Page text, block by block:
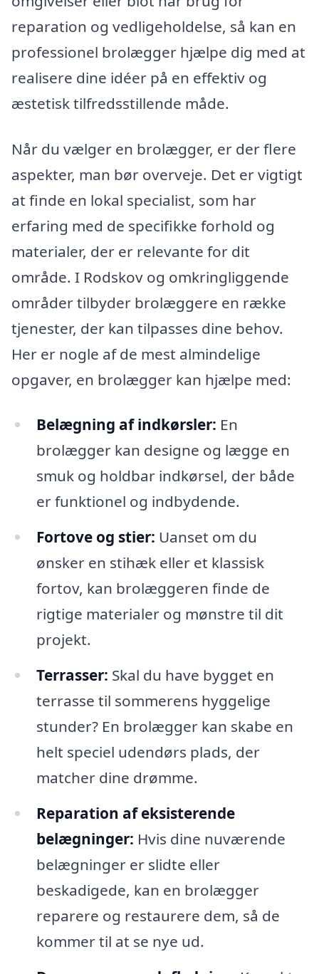
reparation og vedligeholdelse, så kan en
professionel brolægger hjælpe dig med at
realisere dine idéer på en effektiv og
æstetisk tilfredsstillende måde.
Når du vælger en brolægger, er der flere
aspekter, man bør overveje. Det er vigtigt
at finde en lokal specialist, som har
erfaring med de specifikke forhold og
materialer, der er relevante for dit
område. I Rodskov og omkringliggende
områder tilbyder brolæggere en række
tjenester, der kan tilpasses dine behov.
Her er nogle af de mest almindelige
opgaver, en brolægger kan hjælpe med:
Belægning af indkørsler: En
brolægger kan designe og lægge en
smuk og holdbar indkørsel, der både
er funktionel og indbydende.
Fortove og stier: Uanset om du
ønsker en stihæk eller et klassisk
fortov, kan brolæggeren finde de
rigtige materialer og mønstre til dit
projekt.
Terrasser: Skal du have bygget en
terrasse til sommerens hyggelige
stunder? En brolægger kan skabe en
helt speciel udendørs plads, der
matcher dine drømme.
Reparation af eksisterende
belægninger: Hvis dine nuværende
belægninger er slidte eller
beskadigede, kan en brolægger
reparere og restaurere dem, så de
kommer til at se nye ud.